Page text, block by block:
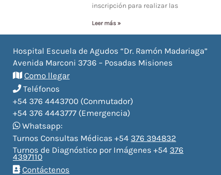
inscripción para realizar las
Leer más »
Hospital Escuela de Agudos “Dr. Ramón Madariaga”
Avenida Marconi 3736 – Posadas Misiones
Como llegar
Teléfonos
+54 376 4443700 (Conmutador)
+54 376 4443777 (Emergencia)
Whatsapp:
Turnos Consultas Médicas +54 376 394832
Turnos de Diagnóstico por Imágenes +54 376
4397110
Contáctenos